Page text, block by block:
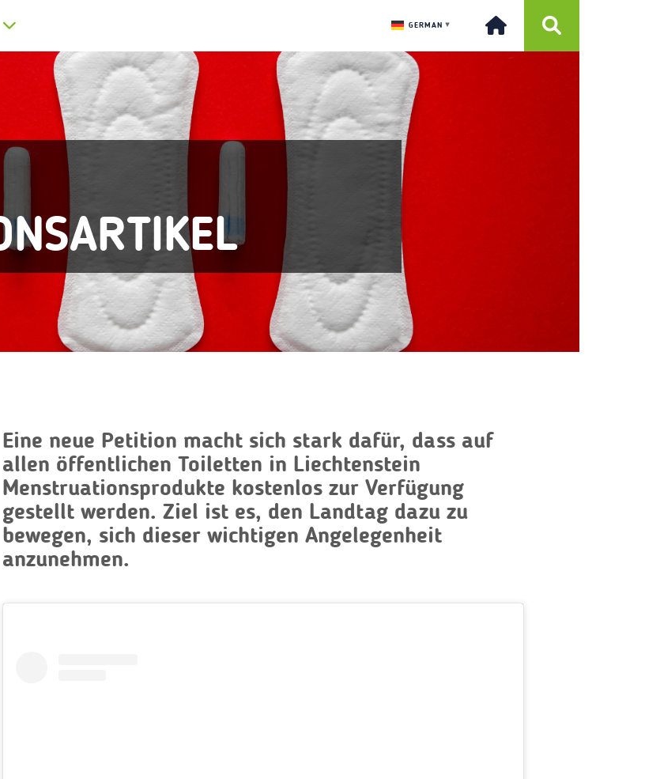
GERMAN ▼
Eine neue Petition macht sich stark dafür, dass auf
allen öffentlichen Toiletten in Liechtenstein
Menstruationsprodukte kostenlos zur Verfügung
gestellt werden. Ziel ist es, den Landtag dazu zu
bewegen, sich dieser wichtigen Angelegenheit
anzunehmen.